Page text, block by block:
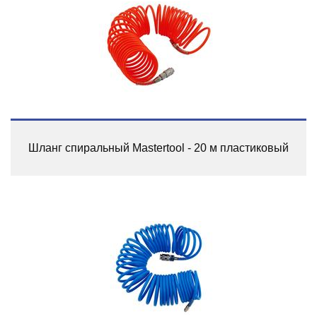
Шланг спиральный Mastertool - 20 м пластиковый